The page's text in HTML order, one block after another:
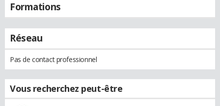
Formations
Réseau
Pas de contact professionnel
Vous recherchez peut-être